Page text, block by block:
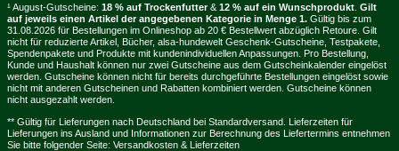
¹ August-Gutscheine: 18 % auf Trockenfutter & 12 % auf ein Wunschprodukt Gilt
auf jeweils einen Artikel der angegebenen Kategorie in Menge 1. Gültig bis zum
31.08.2026 für Bestellungen im Onlineshop ab 20 € Bestellwert abzüglich Retoure. Gilt
nicht für reduzierte Artikel, Bücher, alsa-hundewelt Geschenk-Gutscheine, Testpakete,
Spendenpakete und Produkte mit kundenindividuellen Anpassungen. Pro Bestellung,
Kunde und Haushalt können nur zwei Gutscheine aus dem Gutscheinkalender eingelöst
werden. Gutscheine können nicht für bereits durchgeführte Bestellungen eingelöst sowie
nicht mit anderen Gutscheinen und Rabatten kombiniert werden. Gutscheine können
nicht ausgezahlt werden.
** Gültig für Lieferungen nach Deutschland bei Standardversand. Lieferzeiten für
Lieferungen ins Ausland und Informationen zur Berechnung des Liefertermins entnehmen
Sie bitte folgender Seite: Versandkosten & Lieferzeiten